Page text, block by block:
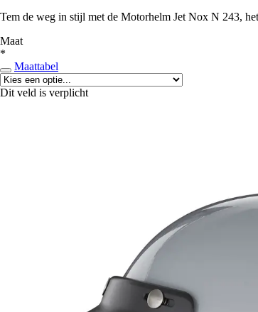
Tem de weg in stijl met de Motorhelm Jet Nox N 243,
Maat
*
Maattabel
Dit veld is verplicht